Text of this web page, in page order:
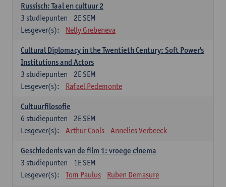
Russisch: Taal en cultuur 2
2E SEM
3 studiepunten
Lesgever(s):
Nelly Grebeneva
Cultural Diplomacy in the Twentieth Century: Soft Power's
Institutions and Actors
2E SEM
3 studiepunten
Lesgever(s):
Rafael Pedemonte
Cultuurfilosofie
2E SEM
6 studiepunten
Lesgever(s):
Arthur Cools Annelies Verbeeck
Geschiedenis van de film 1: vroege cinema
1E SEM
3 studiepunten
Lesgever(s):
Tom Paulus Ruben Demasure